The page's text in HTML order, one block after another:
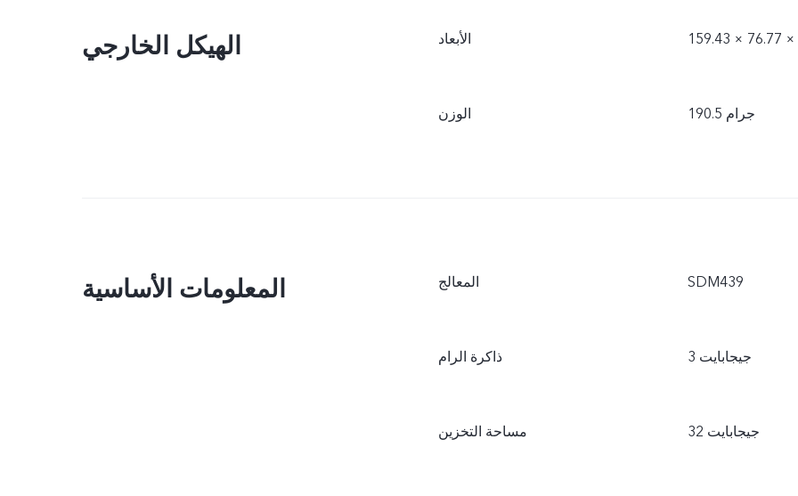
الهيكل الخارجي الأبعاد
الوزن 190.5 جرام
المعلومات الأساسية المعالج SDM439
ذاكرة الرام 3 جيجابايت
مساحة التخزين 32 جيجابايت